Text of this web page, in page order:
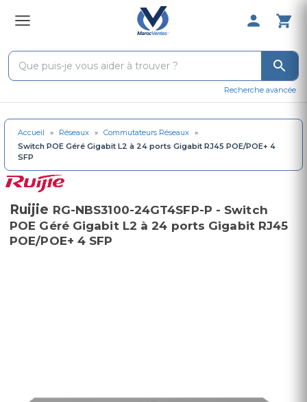
0 Produit
Recherche avancée
Accueil » Réseaux » Commutateurs Réseaux »
Switch POE Géré Gigabit L2 à 24 ports Gigabit RJ45 POE/POE+ 4
SFP
Ruijie RG-NBS3100-24GT4SFP-P - Switch
POE Géré Gigabit L2 à 24 ports Gigabit RJ45
POE/POE+ 4 SFP